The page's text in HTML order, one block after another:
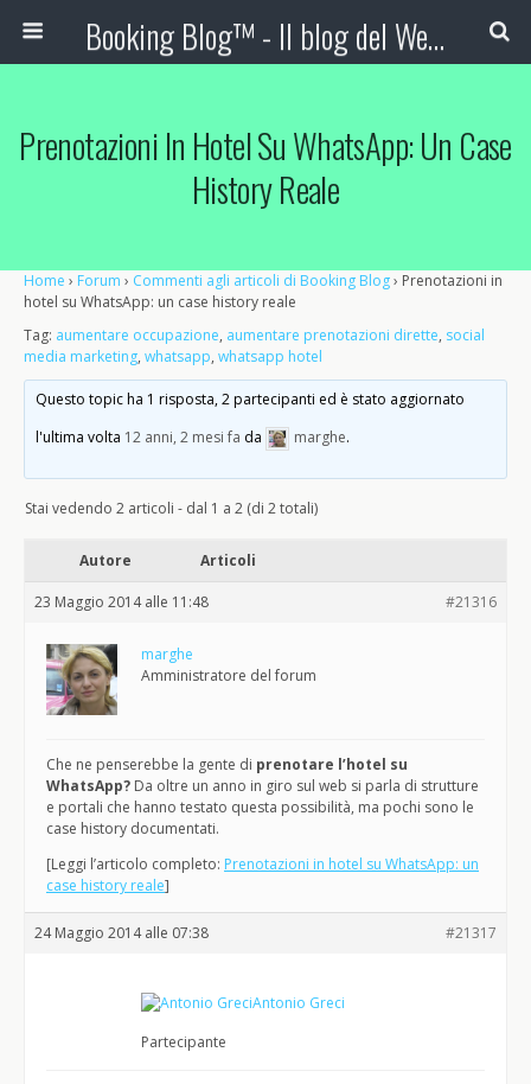
Booking Blog™ - Il blog del Web Marketing Turistico
Prenotazioni In Hotel Su WhatsApp: Un Case
History Reale
Home › Forum › Commenti agli articoli di Booking Blog› Prenotazioni in
hotel su WhatsApp: un case history reale
Tag: aumentare occupazione, aumentare prenotazioni dirette, social
media marketing, whatsapp, whatsapp hotel
Questo topic ha 1 risposta, 2 partecipanti ed è stato aggiornato
l'ultima volta 12 anni, 2 mesi fa da marghe.
Stai vedendo 2 articoli - dal 1 a 2 (di 2 totali)
Autore Articoli
23 Maggio 2014 alle 11:48 #21316
marghe
Amministratore del forum
Che ne penserebbe la gente di prenotare l’hotel su
WhatsApp? Da oltre un anno in giro sul web si parla di strutture
e portali che hanno testato questa possibilità, ma pochi sono le
case history documentati.
[Leggi l’articolo completo: Prenotazioni in hotel su WhatsApp: un
case history reale]
24 Maggio 2014 alle 07:38 #21317
Antonio Greci
Partecipante